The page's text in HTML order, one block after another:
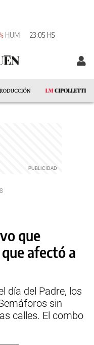
HUM 23:05 HS
que
afectó a
día del Padre, los
sin
calles. El combo